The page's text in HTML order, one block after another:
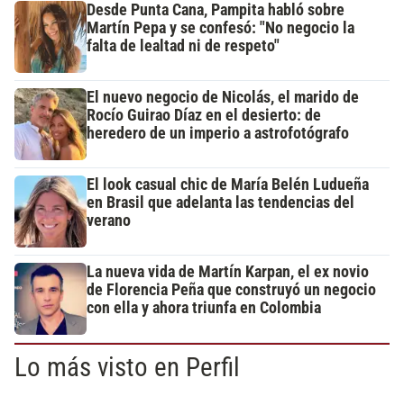
Desde Punta Cana, Pampita habló sobre
Martín Pepa y se confesó: "No negocio la
falta de lealtad ni de respeto"
El nuevo negocio de Nicolás, el marido de
Rocío Guirao Díaz en el desierto: de
heredero de un imperio a astrofotógrafo
El look casual chic de María Belén Ludueña
en Brasil que adelanta las tendencias del
verano
La nueva vida de Martín Karpan, el ex novio
de Florencia Peña que construyó un negocio
con ella y ahora triunfa en Colombia
Lo más visto en Perfil